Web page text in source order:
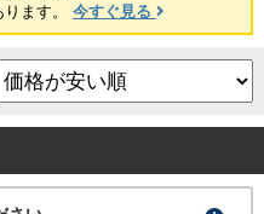
ります。 今すぐ見る